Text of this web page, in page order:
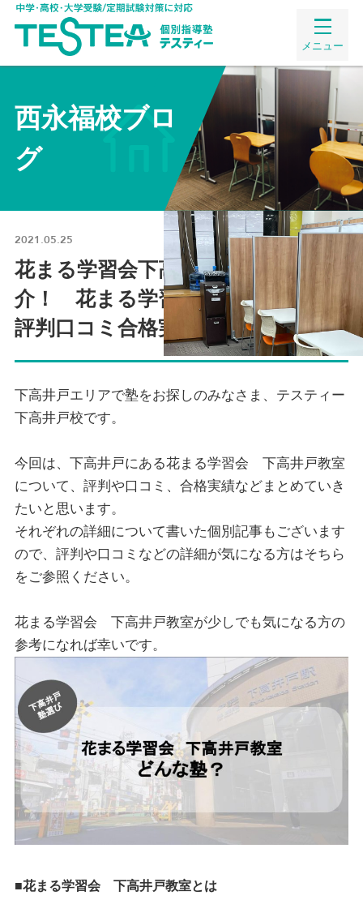
メニュー
西永福校ブロ
グ
2021.05.25
花まる学習会下高井戸教室をご紹
介！ 花まる学習会下高井戸教室の
評判口コミ合格実績費用まとめ
下高井戸エリアで塾をお探しのみなさま、テスティー
下高井戸校です。
今回は、下高井戸にある花まる学習会 下高井戸教室
について、評判や口コミ、合格実績などまとめていき
たいと思います。
それぞれの詳細について書いた個別記事もございます
ので、評判や口コミなどの詳細が気になる方はそちら
をご参照ください。
花まる学習会 下高井戸教室が少しでも気になる方の
参考になれば幸いです。
■花まる学習会 下高井戸教室とは